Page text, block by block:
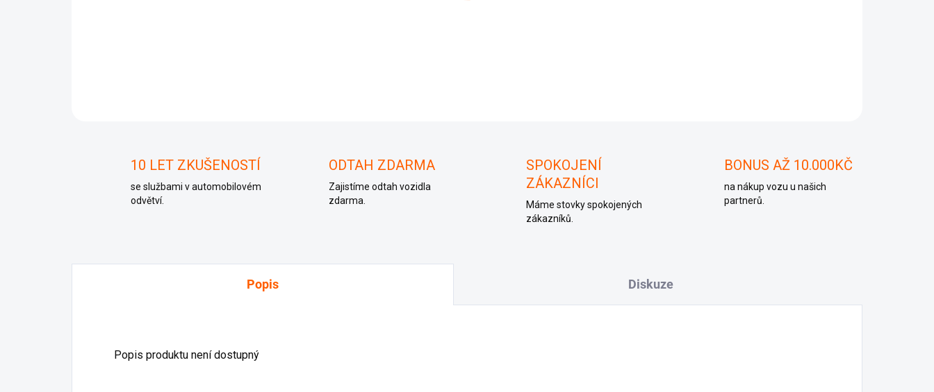
10 LET ZKUŠENOSTÍ
se službami v automobilovém
odvětví.
ODTAH ZDARMA
Zajistíme odtah vozidla
zdarma.
SPOKOJENÍ
ZÁKAZNÍCI
Máme stovky spokojených
zákazníků.
BONUS AŽ 10.000KČ
na nákup vozu u našich
partnerů.
Popis Diskuze
Popis produktu není dostupný